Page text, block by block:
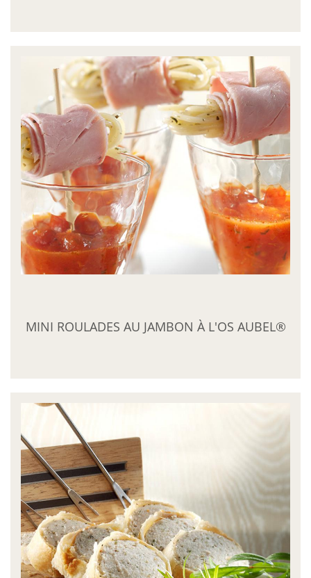
MINI ROULADES AU JAMBON À L'OS AUBEL®